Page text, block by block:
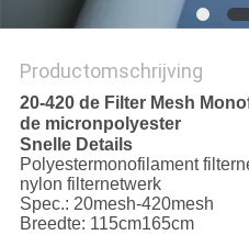
Productomschrijving
20-420 de Filter Mesh
de micronpolyester
Snelle Details
Polyestermonofilament
nylon filternetwerk
Spec.: 20mesh-420mesh
Breedte: 115cm165cm